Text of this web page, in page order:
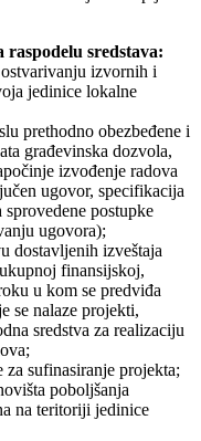
sredstava:
izvornih i
jedinice lokalne
prethodno obezbeđene i
građevinska dozvola,
izvođenje radova
ugovor, specifikacija
postupke
ugovora);
dostavljenih izveštaja
finansijskoj,
u kom se predviđa
se nalaze projekti,
sredstva za realizaciju
za sufinasiranje projekta;
poboljšanja
na teritoriji jedinice